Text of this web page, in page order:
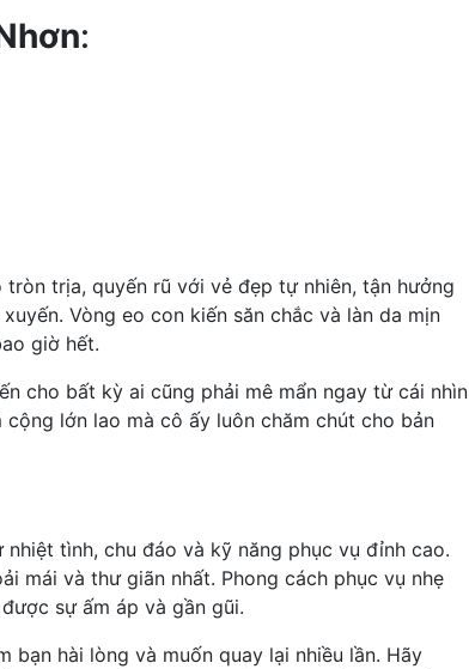
:
trịa, quyến rũ với vẻ đẹp tự nhiên, tận hưởng
Vòng eo con kiến săn chắc và làn da mịn
giờ hết.
cho bất kỳ ai cũng phải mê mẩn ngay từ cái nhìn
lớn lao mà cô ấy luôn chăm chút cho bản
tình, chu đáo và kỹ năng phục vụ đỉnh cao.
mái và thư giãn nhất. Phong cách phục vụ nhẹ
sự ấm áp và gần gũi.
bạn hài lòng và muốn quay lại nhiều lần. Hãy